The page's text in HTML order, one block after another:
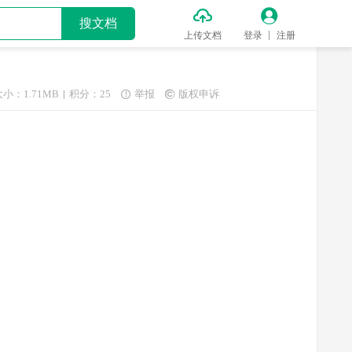
搜文档 
上传文档

登录 注册
小：1.71MB 积分：25  举报  版权申诉